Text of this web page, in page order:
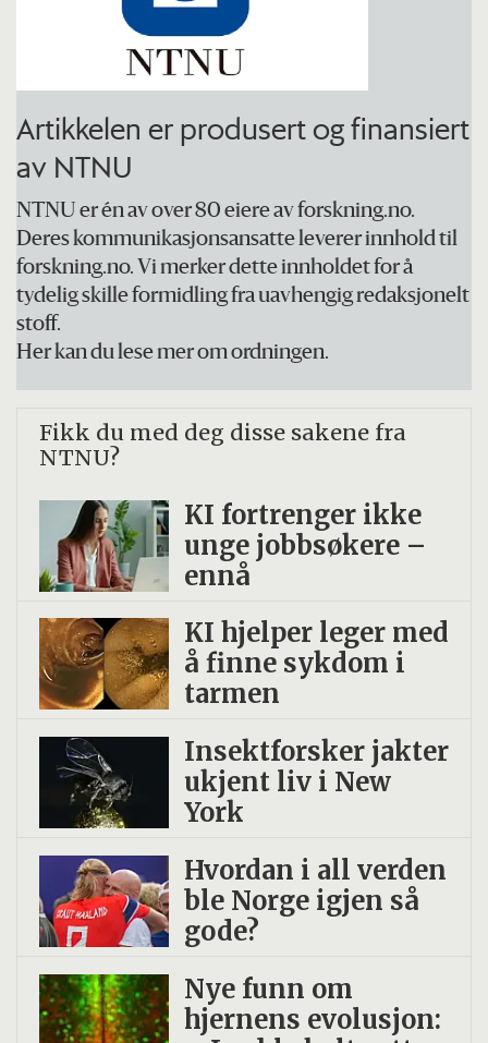
Chalmers tekniska högskola i Gøteborg og
Idaea-CSIC (Institutt for miljøvurdering og
vannforskning) i Barcelona.
Artikkelen er produsert og finansiert
av NTNU
NTNU er én av over 80 eiere av forskning.no.
Deres kommunikasjonsansatte leverer innhold til
forskning.no. Vi merker dette innholdet for å
tydelig skille formidling fra uavhengig redaksjonelt
stoff.
Her kan du lese mer om ordningen.
Fikk du med deg disse sakene fra
NTNU?
KI fortrenger ikke
unge jobbsøkere –
ennå
KI hjelper leger med
å finne sykdom i
tarmen
Insekt­forsker jakter
ukjent liv i New
York
Hvordan i all verden
ble Norge igjen så
gode?
Nye funn om
hjernens evolusjon: